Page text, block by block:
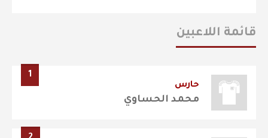
قائمة اللاعبين
1
حارس
محمد الحساوي